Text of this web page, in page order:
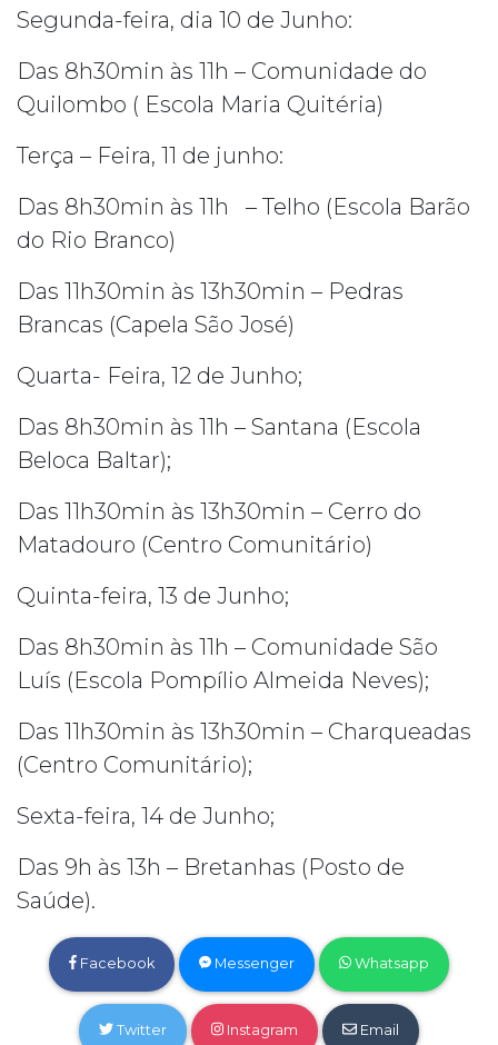
Segunda-feira, dia 10 de Junho:
Das 8h30min às 11h – Comunidade do
Quilombo ( Escola Maria Quitéria)
Terça – Feira, 11 de junho:
Das 8h30min às 11h – Telho (Escola Barão
do Rio Branco)
Das 11h30min às 13h30min – Pedras
Brancas (Capela São José)
Quarta- Feira, 12 de Junho;
Das 8h30min às 11h – Santana (Escola
Beloca Baltar);
Das 11h30min às 13h30min – Cerro do
Matadouro (Centro Comunitário)
Quinta-feira, 13 de Junho;
Das 8h30min às 11h – Comunidade São
Luís (Escola Pompílio Almeida Neves);
Das 11h30min às 13h30min – Charqueadas
(Centro Comunitário);
Sexta-feira, 14 de Junho;
Das 9h às 13h – Bretanhas (Posto de
Saúde).
Facebook Messenger Whatsapp
Twitter Instagram Email